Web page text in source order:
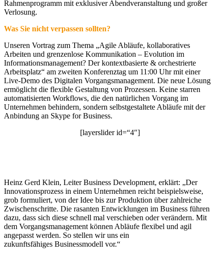
Rahmenprogramm mit exklusiver Abendveranstaltung und großer
Verlosung.
Was Sie nicht verpassen sollten?
Unseren Vortrag zum Thema „Agile Abläufe, kollaboratives
Arbeiten und grenzenlose Kommunikation – Evolution im
Informationsmanagement? Der kontextbasierte & orchestrierte
Arbeitsplatz“ am zweiten Konferenztag um 11:00 Uhr mit einer
Live-Demo des Digitalen Vorgangsmanagement. Die neue Lösung
ermöglicht die flexible Gestaltung von Prozessen. Keine starren
automatisierten Workflows, die den natürlichen Vorgang im
Unternehmen behindern, sondern selbstgestaltete Abläufe mit der
Anbindung an Skype for Business.
[layerslider id=“4″]
Heinz Gerd Klein, Leiter Business Development, erklärt: „Der
Innovationsprozess in einem Unternehmen reicht beispielsweise,
grob formuliert, von der Idee bis zur Produktion über zahlreiche
Zwischenschritte. Die rasanten Entwicklungen im Business führen
dazu, dass sich diese schnell mal verschieben oder verändern. Mit
dem Vorgangsmanagement können Abläufe flexibel und agil
angepasst werden. So stellen wir uns ein
zukunftsfähiges Businessmodell vor.“